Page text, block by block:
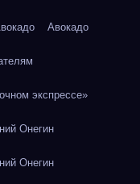
Авокадо
экспрессе»
Онегин
Онегин